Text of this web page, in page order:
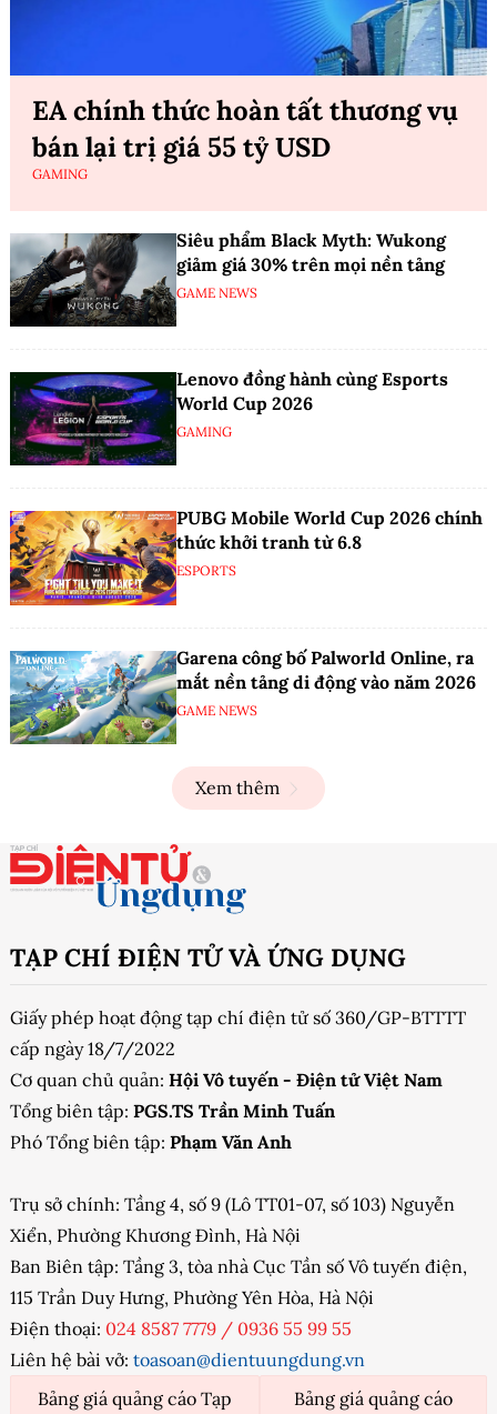
EA chính thức hoàn tất thương vụ
bán lại trị giá 55 tỷ USD
GAMING
Siêu phẩm Black Myth: Wukong
giảm giá 30% trên mọi nền tảng
GAME NEWS
Lenovo đồng hành cùng Esports
World Cup 2026
GAMING
PUBG Mobile World Cup 2026 chính
thức khởi tranh từ 6.8
ESPORTS
Garena công bố Palworld Online, ra
mắt nền tảng di động vào năm 2026
GAME NEWS
Xem thêm
TẠP CHÍ ĐIỆN TỬ VÀ ỨNG DỤNG
Giấy phép hoạt động tạp chí điện tử số 360/GP-BTTTT
cấp ngày 18/7/2022
Cơ quan chủ quản: Hội Vô tuyến - Điện tử Việt Nam
Tổng biên tập: PGS.TS Trần Minh Tuấn
Phó Tổng biên tập: Phạm Văn Anh
Trụ sở chính: Tầng 4, số 9 (Lô TT01-07, số 103) Nguyễn
Xiển, Phường Khương Đình, Hà Nội
Ban Biên tập: Tầng 3, tòa nhà Cục Tần số Vô tuyến điện,
115 Trần Duy Hưng, Phường Yên Hòa, Hà Nội
Điện thoại: 024 8587 7779 / 0936 55 99 55
Liên hệ bài vở: toasoan@dientuungdung.vn
Bảng giá quảng cáo Tạp
Bảng giá quảng cáo